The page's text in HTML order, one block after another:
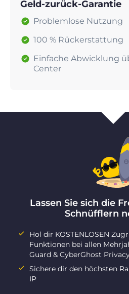
Geld-zurück-Garantie
Problemlose Nutzung
100 % Rückerstattung
Einfache Abwicklung
Center
Lassen Sie sich die
Schnüfflern
Hol dir KOSTENLOSEN
Funktionen bei allen
Guard & CyberGhost
Sichere dir den höchsten
IP